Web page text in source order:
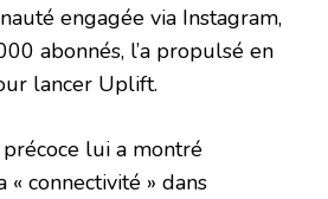
engagée via Instagram,
abonnés, l’a propulsé en
lancer Uplift.
lui a montré
« connectivité » dans